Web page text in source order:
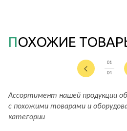
ПОХОЖИЕ
Ассортимент нашей продукции
с похожими товарами и
категории
01
04